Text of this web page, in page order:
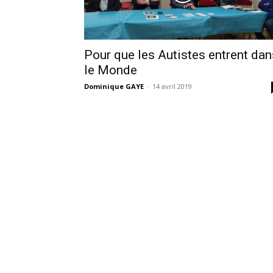
Pour que les Autistes entrent
le Monde
Dominique GAYE - 14 avril 2019